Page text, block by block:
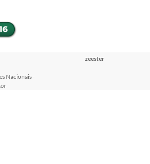
Nacionais -
zeester